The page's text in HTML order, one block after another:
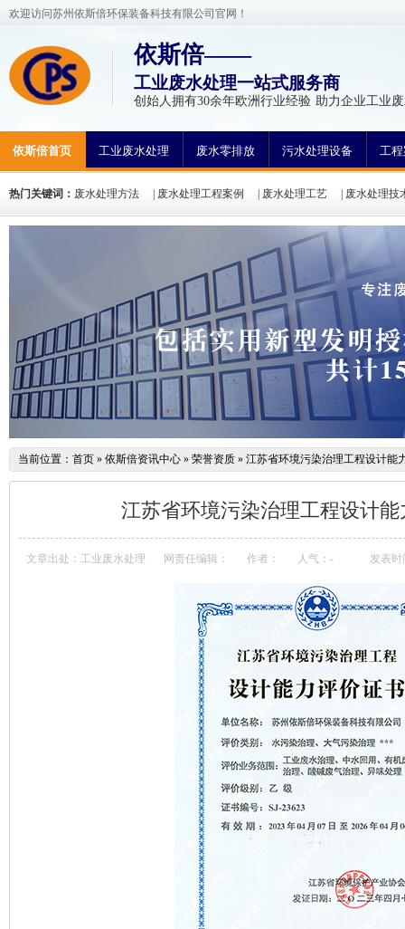
欢迎访问苏州依斯倍环保装备科技有限公司官网！
依斯倍——
工业废水处理一站式服务商
创始人拥有30余年欧洲行业经验 助力企业工业
依斯倍首页 工业废水处理 废水零排放 污水处理设备 工
热门关键词： 废水处理方法 废水处理工程案例 废水处理工艺 废水处理技
当前位置： 首页 » 依斯倍资讯中心 » 荣誉资质 » 江苏省环境污染治理工程设计能
江苏省环境污染治理工程设计
文章出处：工业废水处理 网责任编辑： 作者： 人气： - 发表时